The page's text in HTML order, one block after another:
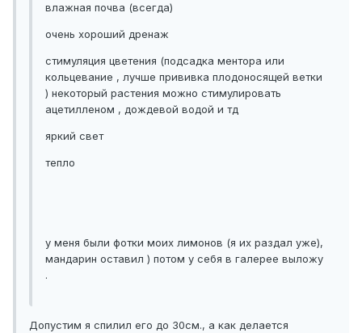
влажная почва (всегда)
очень хороший дренаж
стимуляция цветения (подсадка ментора или
кольцевание , лучше прививка плодоносящей ветки
) некоторый растения можно стимулировать
ацетилленом , дождевой водой и тд
яркий свет
тепло
у меня были фотки моих лимонов (я их раздал уже),
мандарин оставил ) потом у себя в галерее выложу
.
Допустим я спилил его до 30см., а как делается